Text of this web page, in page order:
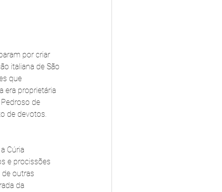
por criar
italiana de São
que
era proprietária
de
de devotos.
Cúria
e procissões
outras
da